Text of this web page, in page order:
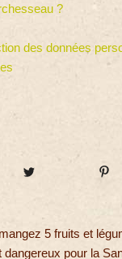
?
des données
5 fruits et
dangereux pour la